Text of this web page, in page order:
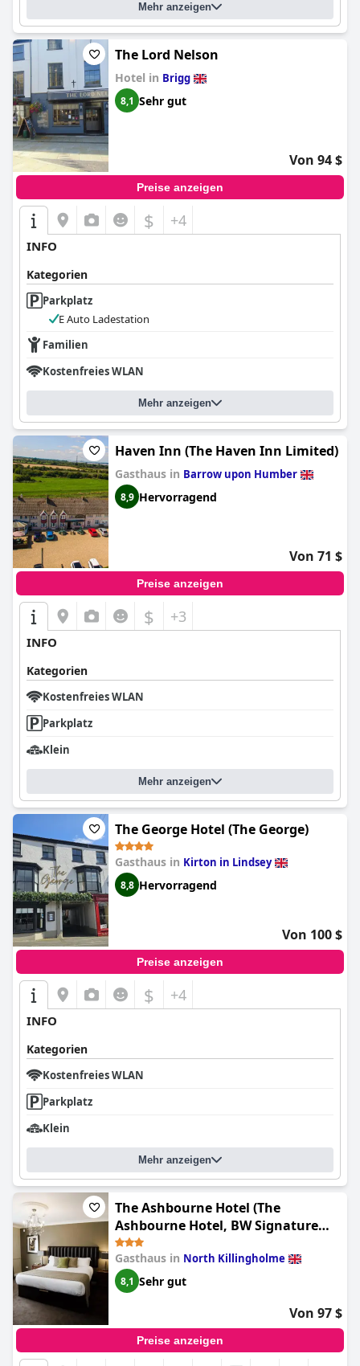
Mehr anzeigen
The Lord Nelson
Hotel in Brigg
8,1 Sehr gut
Von 94 $
Preise anzeigen
$ +4
INFO
Kategorien
Parkplatz
E Auto Ladestation
Familien
Kostenfreies WLAN
Mehr anzeigen
Haven Inn (The Haven Inn Limited)
Gasthaus in Barrow upon Humber
8,9 Hervorragend
Von 71 $
Preise anzeigen
$ +3
INFO
Kategorien
Kostenfreies WLAN
Parkplatz
Klein
Mehr anzeigen
The George Hotel (The George)
Gasthaus in Kirton in Lindsey
8,8 Hervorragend
Von 100 $
Preise anzeigen
$ +4
INFO
Kategorien
Kostenfreies WLAN
Parkplatz
Klein
Mehr anzeigen
The Ashbourne Hotel (The
Ashbourne Hotel, BW Signature
Collection)
Gasthaus in North Killingholme
8,1 Sehr gut
Von 97 $
Preise anzeigen